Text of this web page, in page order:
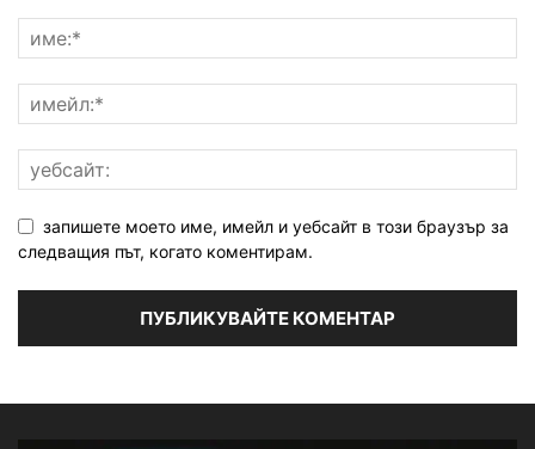
запишете моето име, имейл и уебсайт в този браузър за
следващия път, когато коментирам.